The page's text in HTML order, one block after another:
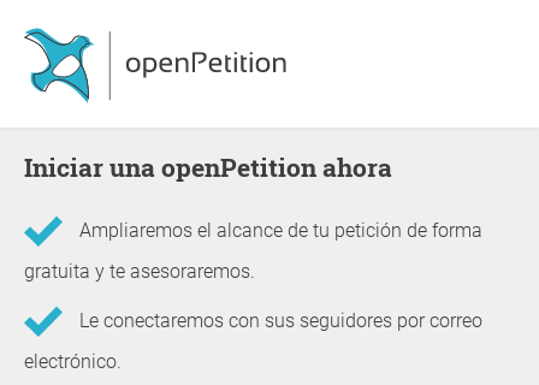
Iniciar una openPetition ahora
Ampliaremos el alcance de tu petición de forma
gratuita y te asesoraremos.
Le conectaremos con sus seguidores por correo
electrónico.